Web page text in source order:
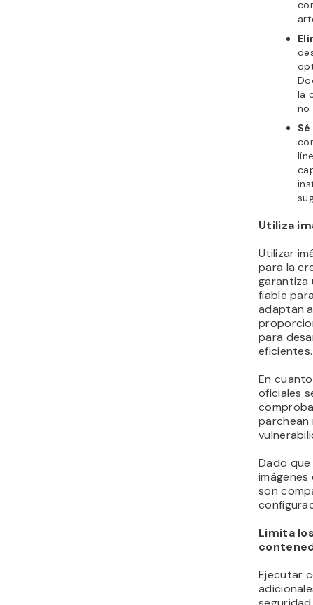
la
no
Utiliza
Utilizar
para la
garantiza
fiable
adaptan
para
eficientes.
En
oficiales
Dado que
son
Limita
Ejecutar